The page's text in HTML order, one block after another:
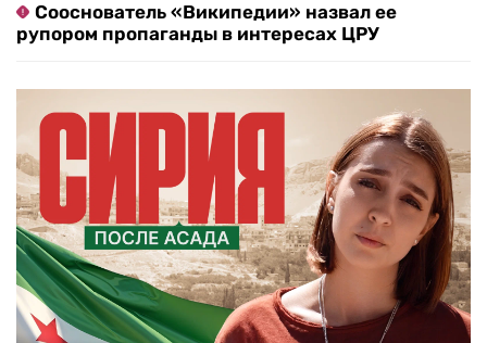
Сооснователь «Википедии» назвал ее
рупором пропаганды в интересах ЦРУ